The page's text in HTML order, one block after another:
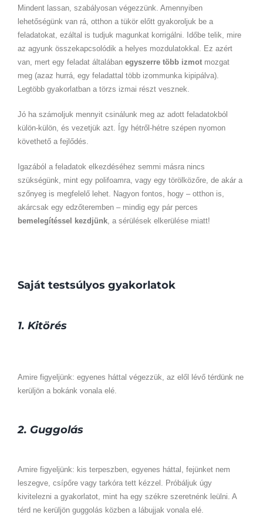
Mindent lassan, szabályosan végezzünk. Amennyiben
lehetőségünk van rá, otthon a tükör előtt gyakoroljuk be a
feladatokat, ezáltal is tudjuk magunkat korrigálni. Időbe telik, mire
az agyunk összekapcsolódik a helyes mozdulatokkal. Ez azért
van, mert egy feladat általában egyszerre több izmotmozgat
meg (azaz hurrá, egy feladattal több izommunka kipipálva).
Legtöbb gyakorlatban a törzs izmai részt vesznek.
Jó ha számoljuk mennyit csinálunk meg az adott feladatokból
külön-külön, és vezetjük azt. Így hétről-hétre szépen nyomon
követhető a fejlődés.
Igazából a feladatok elkezdéséhez semmi másra nincs
szükségünk, mint egy polifoamra, vagy egy törölközőre, de akár a
szőnyeg is megfelelő lehet. Nagyon fontos, hogy – otthon is,
akárcsak egy edzőteremben – mindig egy pár perces
bemelegítéssel kezdjünk, a sérülések elkerülése miatt!
Saját testsúlyos gyakorlatok
1. Kitörés
Amire figyeljünk: egyenes háttal végezzük, az elől lévő térdünk ne
kerüljön a bokánk vonala elé.
2. Guggolás
Amire figyeljünk: kis terpeszben, egyenes háttal, fejünket nem
leszegve, csípőre vagy tarkóra tett kézzel. Próbáljuk úgy
kivitelezni a gyakorlatot, mint ha egy székre szeretnénk leülni. A
térd ne kerüljön guggolás közben a lábujjak vonala elé.